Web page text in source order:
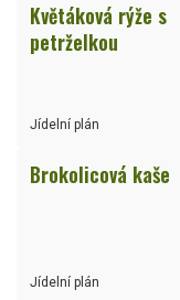
Květáková rýže s
petrželkou
Jídelní plán
Brokolicová kaše
Jídelní plán